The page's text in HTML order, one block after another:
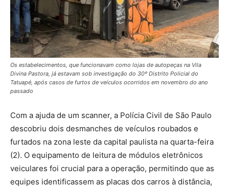
Os estabelecimentos, que funcionavam como lojas de autopeças na Vila
Divina Pastora, já estavam sob investigação do 30º Distrito Policial do
Tatuapé, após casos de furtos de veículos ocorridos em novembro do ano
passado
Com a ajuda de um scanner, a Polícia Civil de São Paulo
descobriu dois desmanches de veículos roubados e
furtados na zona leste da capital paulista na quarta-feira
(2). O equipamento de leitura de módulos eletrônicos
veiculares foi crucial para a operação, permitindo que as
equipes identificassem as placas dos carros à distância,